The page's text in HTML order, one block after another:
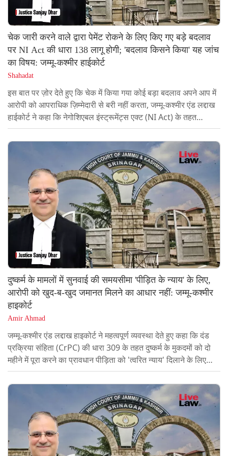
चेक जारी करने वाले द्वारा पेमेंट रोकने के लिए किए गए बड़े बदलाव
पर NI Act की धारा 138 लागू होगी; 'बदलाव किसने किया' यह जांच
का विषय: जम्मू-कश्मीर हाईकोर्ट
Shahadat
इस बात पर ज़ोर देते हुए कि चेक में किया गया कोई बड़ा बदलाव अपने आप में
आरोपी को आपराधिक ज़िम्मेदारी से बरी नहीं करता, जम्मू-कश्मीर एंड लद्दाख
हाईकोर्ट ने कहा कि नेगोशिएबल इंस्ट्रूमेंट्स एक्ट (NI Act) के तहत
निर्णायक कारक सिर्फ़ बदलाव की मौजूदगी नहीं है, बल्कि उस व्यक्ति की
पहचान है जिसने वह बदलाव किया।जस्टिस संजय धर की बेंच ने फैसला
सुनाया कि जहां पेमेंट रोकने और धारा 138 के तहत कार्यवाही को नाकाम
करने के लिए खुद ड्रॉअर द्वारा बदलाव किया जाता है, वहां मुक़दमे को
शुरुआती दौर में ही खत्म नहीं किया...
दुष्कर्म के मामलों में सुनवाई की समयसीमा 'पीड़ित के न्याय' के लिए,
आरोपी को खुद-ब-खुद जमानत मिलने का आधार नहीं: जम्मू-कश्मीर
हाइकोर्ट
Amir Ahmad
जम्मू-कश्मीर एंड लद्दाख हाइकोर्ट ने महत्वपूर्ण व्यवस्था देते हुए कहा कि दंड
प्रक्रिया संहिता (CrPC) की धारा 309 के तहत दुष्कर्म के मुकदमों को दो
महीने में पूरा करने का प्रावधान पीड़िता को 'त्वरित न्याय' दिलाने के लिए
बनाया गया। इसे आरोपी द्वारा देरी के आधार पर 'ऑटोमैटिक बेल' (स्वचालित
जमानत) पाने के लिए हथियार के रूप में इस्तेमाल नहीं किया जा सकता।
जस्टिस संजय धर की पीठ ने एक 13 वर्षीय नाबालिग लड़की के साथ
सामूहिक दुष्कर्म के आरोपी दो व्यक्तियों की जमानत याचिका खारिज करते हुए
यह टिप्पणी की।क्या...